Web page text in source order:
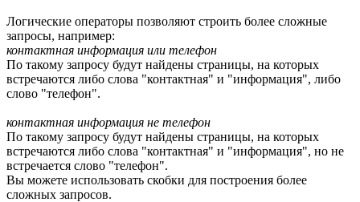
Логические операторы позволяют строить более сложные
запросы, например:
контактная информация или телефон
По такому запросу будут найдены страницы, на которых
встречаются либо слова "контактная" и "информация", либо
слово "телефон".
контактная информация не телефон
По такому запросу будут найдены страницы, на которых
встречаются либо слова "контактная" и "информация", но не
встречается слово "телефон".
Вы можете использовать скобки для построения более
сложных запросов.